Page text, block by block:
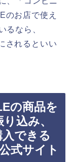
のお店で使え
るなら、
されるといい
の商品を
込み、
できる
式サイト